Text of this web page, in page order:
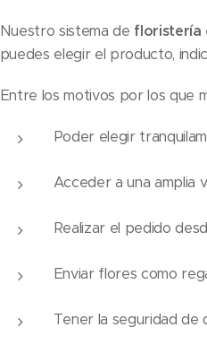
Nuestro sistema de floristería
puedes elegir el producto,
Entre los motivos por los que
Poder elegir
Acceder a una amplia
Realizar el pedido
Enviar flores como
Tener la seguridad